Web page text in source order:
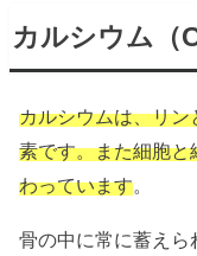
カルシウム（
カルシウムは、リ
素です。また細胞と
わっています。
骨の中に常に蓄え